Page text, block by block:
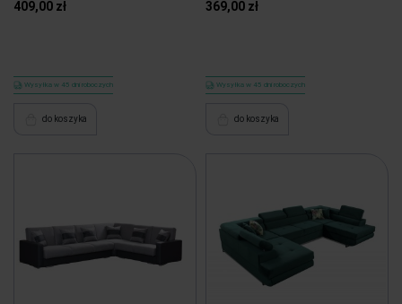
409,00 zł
Wysyłka w 45 dni roboczych
do koszyka
369,00 zł
Wysyłka w 45 dni roboczych
do koszyka